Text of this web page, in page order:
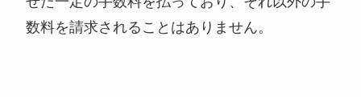
数料を請求されることはありません。